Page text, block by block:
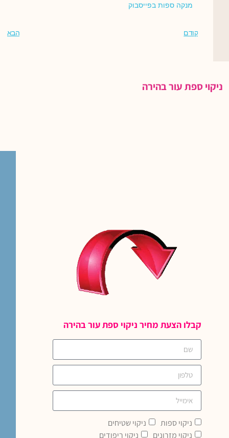
מנקה ספות בפייסבוק
קודם הבא
ניקוי ספת עור בהירה
קבלו הצעת מחיר ניקוי ספת עור בהירה
ניקוי ספות
ניקוי שטיחים
ניקוי מזרונים
ניקוי ריפודים